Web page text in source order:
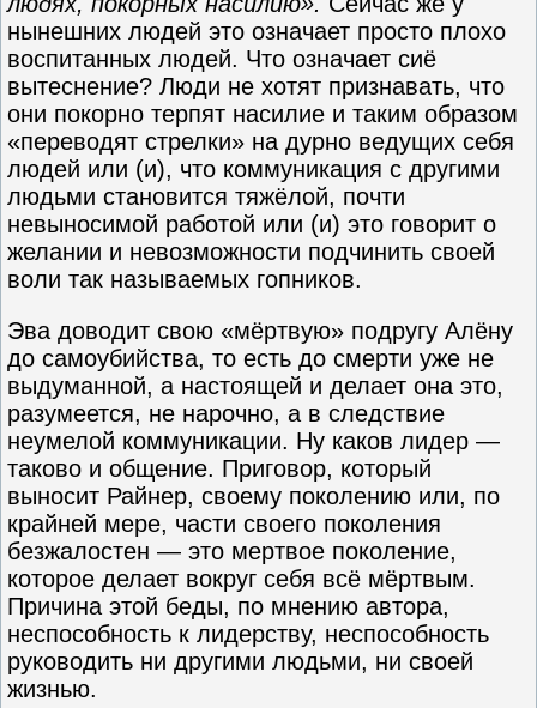
нынешних людей это означает просто плохо
воспитанных людей. Что означает сиё
вытеснение? Люди не хотят признавать, что
они покорно терпят насилие и таким образом
«переводят стрелки» на дурно ведущих себя
людей или (и), что коммуникация с другими
людьми становится тяжёлой, почти
невыносимой работой или (и) это говорит о
желании и невозможности подчинить своей
воли так называемых гопников.
Эва доводит свою «мёртвую» подругу Алёну
до самоубийства, то есть до смерти уже не
выдуманной, а настоящей и делает она это,
разумеется, не нарочно, а в следствие
неумелой коммуникации. Ну каков лидер —
таково и общение. Приговор, который
выносит Райнер, своему поколению или, по
крайней мере, части своего поколения
безжалостен — это мертвое поколение,
которое делает вокруг себя всё мёртвым.
Причина этой беды, по мнению автора,
неспособность к лидерству, неспособность
руководить ни другими людьми, ни своей
жизнью.